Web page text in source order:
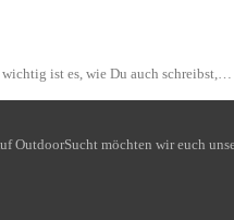
ist es, wie Du auch schreibst,…
möchten wir euch